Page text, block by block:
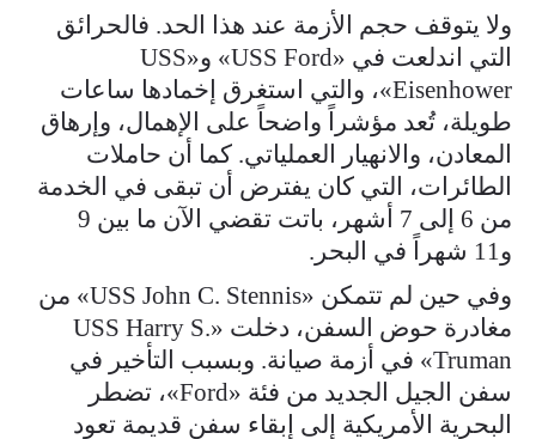
ولا يتوقف حجم الأزمة عند هذا الحد. فالحرائق
التي اندلعت في «USS Ford» و«USS
Eisenhower»، والتي استغرق إخمادها ساعات
طويلة، تُعد مؤشراً واضحاً على الإهمال، وإرهاق
المعادن، والانهيار العملياتي. كما أن حاملات
الطائرات، التي كان يفترض أن تبقى في الخدمة
من 6 إلى 7 أشهر، باتت تقضي الآن ما بين 9
و11 شهراً في البحر.
وفي حين لم تتمكن «USS John C. Stennis» من
مغادرة حوض السفن، دخلت «USS Harry S.
Truman» في أزمة صيانة. وبسبب التأخير في
سفن الجيل الجديد من فئة «Ford»، تضطر
البحرية الأمريكية إلى إبقاء سفن قديمة تعود